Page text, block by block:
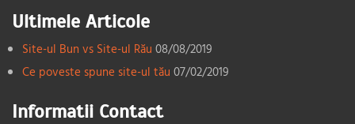
Ultimele Articole
Site-ul Bun vs Site-ul Rău 08/08/2019
Ce poveste spune site-ul tău 07/02/2019
Informatii Contact